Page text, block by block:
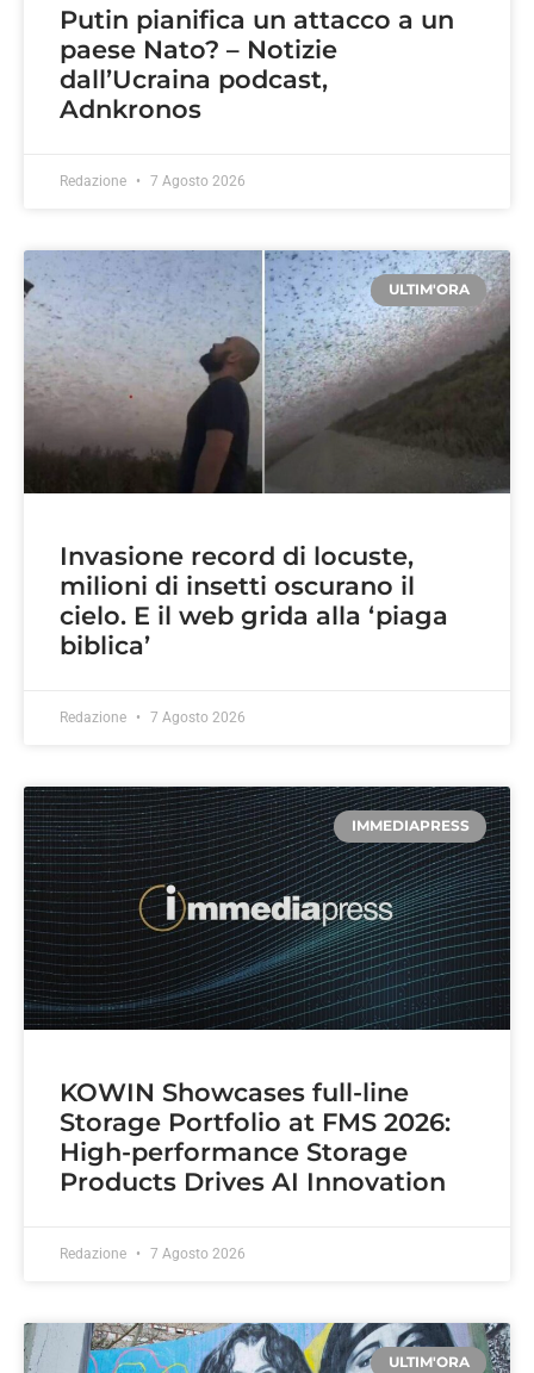
Putin pianifica un attacco a un
paese Nato? – Notizie
dall’Ucraina podcast,
Adnkronos
Redazione 7 Agosto 2026
ULTIM'ORA
Invasione record di locuste,
milioni di insetti oscurano il
cielo. E il web grida alla ‘piaga
biblica’
Redazione 7 Agosto 2026
IMMEDIAPRESS
KOWIN Showcases full-line
Storage Portfolio at FMS 2026:
High-performance Storage
Products Drives AI Innovation
Redazione 7 Agosto 2026
ULTIM'ORA